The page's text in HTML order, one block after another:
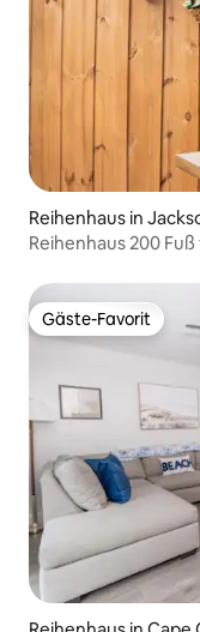
Reihenhaus in
Reihenhaus 200
Gäste-Favorit
Gäste-Favorit